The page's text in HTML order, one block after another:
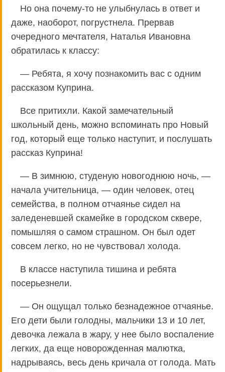
Но она почему-то не улыбнулась в ответ и
даже, наоборот, погрустнела. Прервав
очередного мечтателя, Наталья Ивановна
обратилась к классу:
— Ребята, я хочу познакомить вас с одним
рассказом Куприна.
Все притихли. Какой замечательный
школьный день, можно вспоминать про Новый
год, который еще только наступит, и послушать
рассказ Куприна!
— В зимнюю, студеную новогоднюю ночь, —
начала учительница, — один человек, отец
семейства, в полном отчаянье сидел на
заледеневшей скамейке в городском сквере,
помышляя о самом страшном. Он был одет
совсем легко, но не чувствовал холода.
В классе наступила тишина и ребята
посерьезнели.
— Он ощущал только безнадежное отчаянье.
Его дети были голодны, мальчики 13 и 10 лет,
девочка лежала в жару, у нее было воспаление
легких, да еще новорожденная малютка,
надрываясь, весь день кричала от голода. Мать